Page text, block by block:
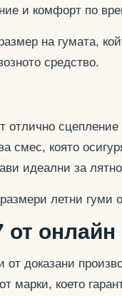
и комфорт по
на гумата,
средство.
отлично
смес, която
идеални за
летни
доказани
марки, което